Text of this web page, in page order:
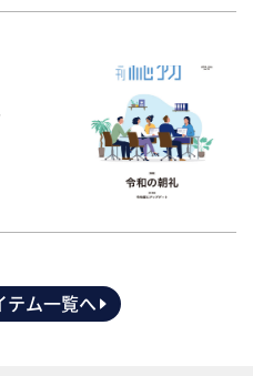
テム一覧へ